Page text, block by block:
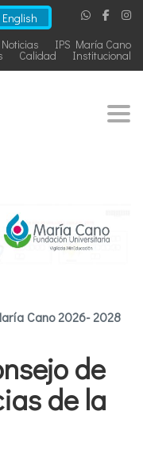
English
IPS María Cano
Noticias
Institucional
Calidad
Cano 2026- 2028
de
de la